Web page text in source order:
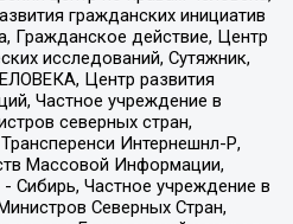
гражданских инициатив
Гражданское действие, Центр
исследований, Сутяжник,
Центр развития
Частное учреждение в
северных стран,
Интернешнл-Р,
Массовой Информации,
- Сибирь, Частное учреждение в
Северных Стран,